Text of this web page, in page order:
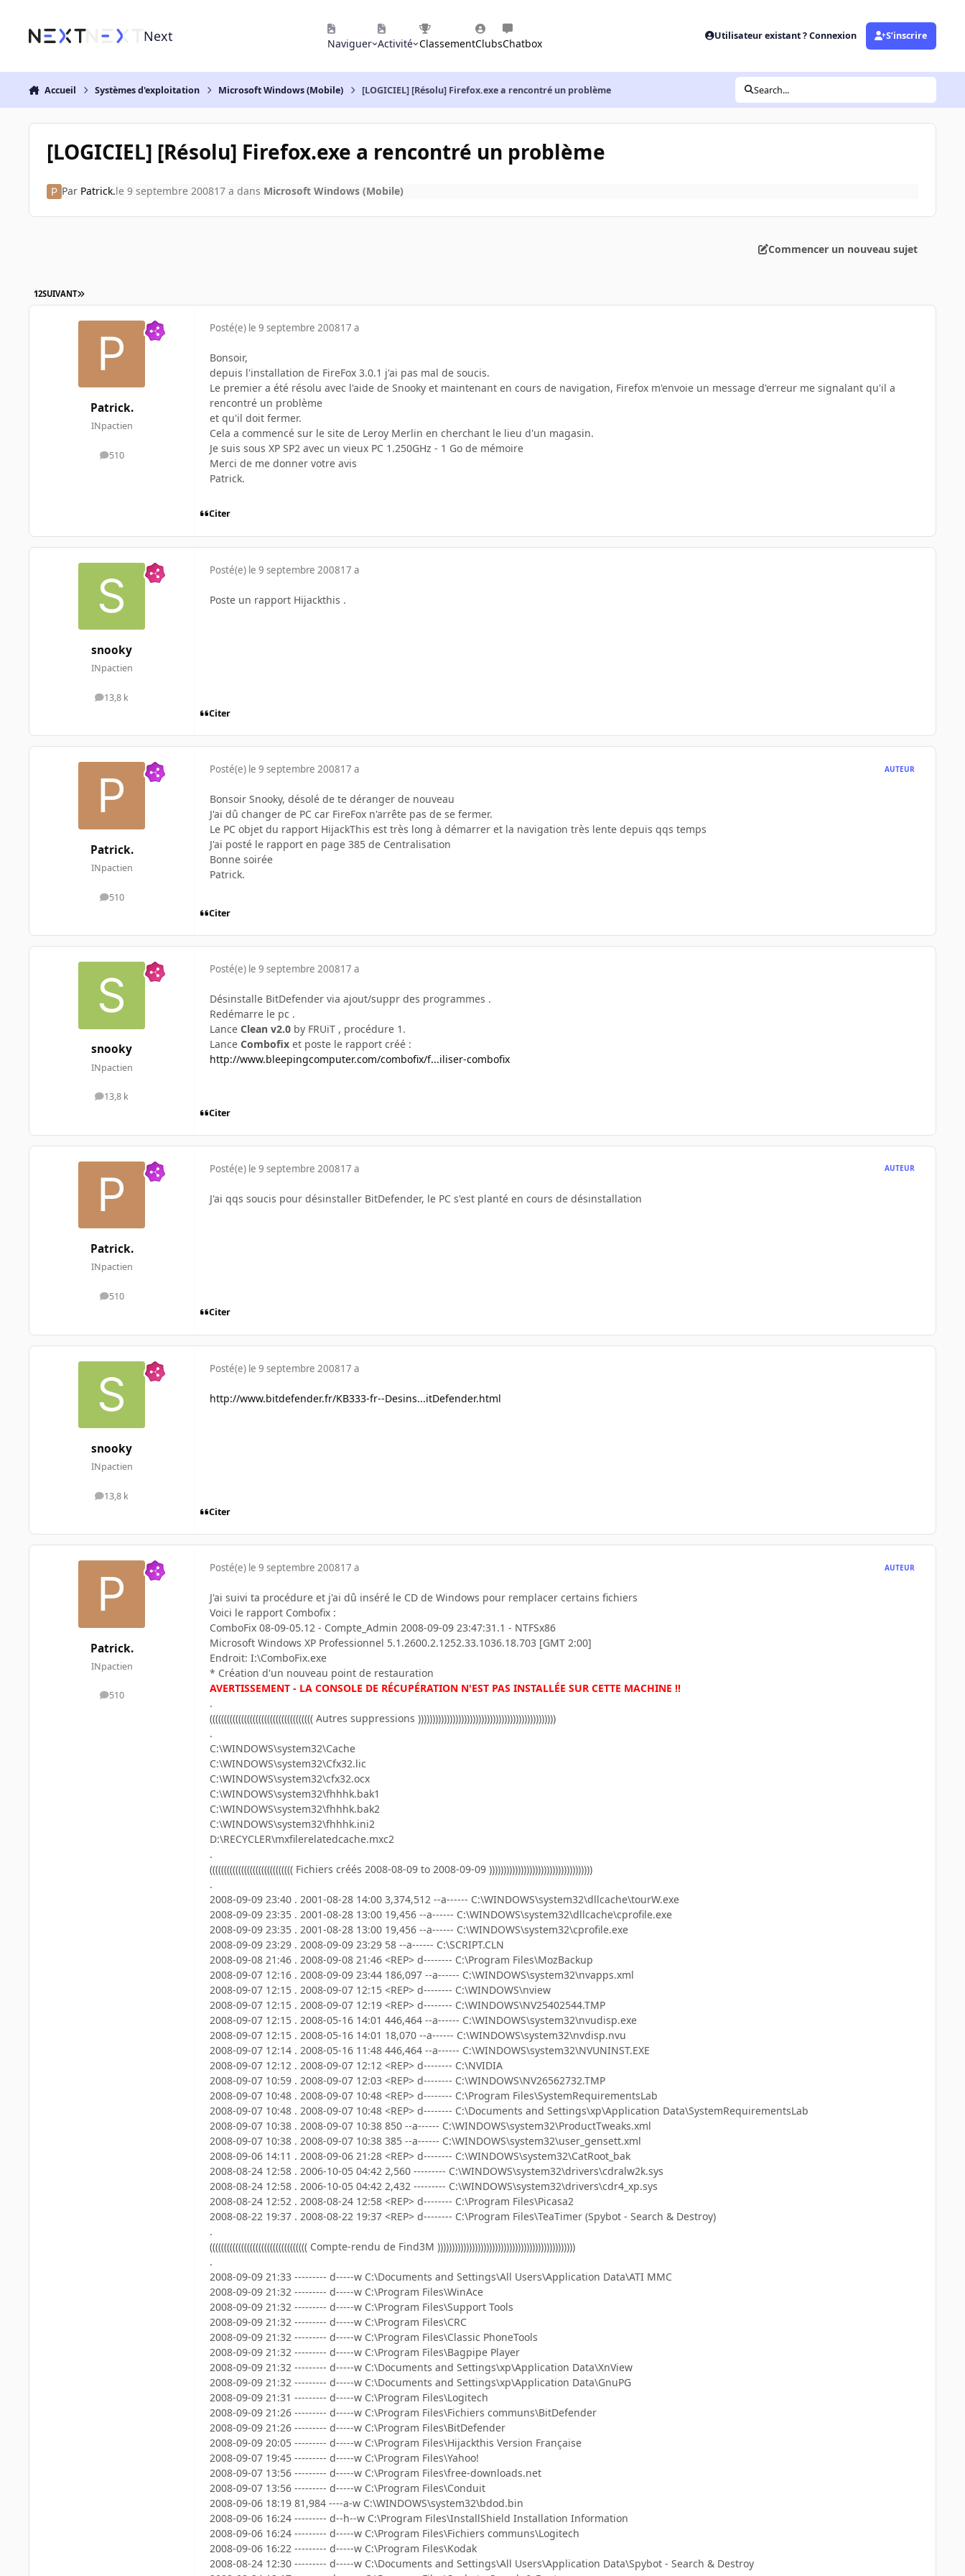
Next Naviguer Activité ClassementClubsChatbox
Utilisateur existant ? Connexion S’inscrire
Accueil Systèmes d'exploitation Microsoft Windows (Mobile) [LOGICIEL] [Résolu] Firefox.exe a rencontré un problème Search...
[LOGICIEL] [Résolu] Firefox.exe a rencontré un problème
Par Patrick.le 9 septembre 200817 a dans Microsoft Windows (Mobile)
Commencer un nouveau sujet
12SUIVANT
Patrick.
INpactien
510
messages
Posté(e) le 9 septembre 200817 a
Bonsoir,
depuis l'installation de FireFox 3.0.1 j'ai pas mal de soucis.
Le premier a été résolu avec l'aide de Snooky et maintenant en cours de navigation, Firefox m'envoie un message d'erreur me signalant qu'il a
rencontré un problème
et qu'il doit fermer.
Cela a commencé sur le site de Leroy Merlin en cherchant le lieu d'un magasin.
Je suis sous XP SP2 avec un vieux PC 1.250GHz - 1 Go de mémoire
Merci de me donner votre avis
Patrick.
Citer
snooky
INpactien
13,8 k
messages
Posté(e) le 9 septembre 200817 a
Poste un rapport Hijackthis .
Citer
Patrick.
INpactien
510
messages
Posté(e) le 9 septembre 200817 a AUTEUR
Bonsoir Snooky, désolé de te déranger de nouveau
J'ai dû changer de PC car FireFox n'arrête pas de se fermer.
Le PC objet du rapport HijackThis est très long à démarrer et la navigation très lente depuis qqs temps
J'ai posté le rapport en page 385 de Centralisation
Bonne soirée
Patrick.
Citer
snooky
INpactien
13,8 k
messages
Posté(e) le 9 septembre 200817 a
Désinstalle BitDefender via ajout/suppr des programmes .
Redémarre le pc .
Lance Clean v2.0 by FRUiT , procédure 1.
Lance Combofix et poste le rapport créé :
http://www.bleepingcomputer.com/combofix/f...iliser-combofix
Citer
Patrick.
INpactien
510
messages
Posté(e) le 9 septembre 200817 a AUTEUR
J'ai qqs soucis pour désinstaller BitDefender, le PC s'est planté en cours de désinstallation
Citer
snooky
INpactien
13,8 k
messages
Posté(e) le 9 septembre 200817 a
http://www.bitdefender.fr/KB333-fr--Desins...itDefender.html
Citer
Patrick.
INpactien
510
messages
Posté(e) le 9 septembre 200817 a AUTEUR
J'ai suivi ta procédure et j'ai dû inséré le CD de Windows pour remplacer certains fichiers
Voici le rapport Combofix :
ComboFix 08-09-05.12 - Compte_Admin 2008-09-09 23:47:31.1 - NTFSx86
Microsoft Windows XP Professionnel 5.1.2600.2.1252.33.1036.18.703 [GMT 2:00]
Endroit: I:\ComboFix.exe
* Création d'un nouveau point de restauration
AVERTISSEMENT - LA CONSOLE DE RÉCUPÉRATION N'EST PAS INSTALLÉE SUR CETTE MACHINE !!
.
(((((((((((((((((((((((((((((((((((( Autres suppressions ))))))))))))))))))))))))))))))))))))))))))))))))
.
C:\WINDOWS\system32\Cache
C:\WINDOWS\system32\Cfx32.lic
C:\WINDOWS\system32\cfx32.ocx
C:\WINDOWS\system32\fhhhk.bak1
C:\WINDOWS\system32\fhhhk.bak2
C:\WINDOWS\system32\fhhhk.ini2
D:\RECYCLER\mxfilerelatedcache.mxc2
.
((((((((((((((((((((((((((((( Fichiers créés 2008-08-09 to 2008-09-09 ))))))))))))))))))))))))))))))))))))
.
2008-09-09 23:40 . 2001-08-28 14:00 3,374,512 --a------ C:\WINDOWS\system32\dllcache\tourW.exe
2008-09-09 23:35 . 2001-08-28 13:00 19,456 --a------ C:\WINDOWS\system32\dllcache\cprofile.exe
2008-09-09 23:35 . 2001-08-28 13:00 19,456 --a------ C:\WINDOWS\system32\cprofile.exe
2008-09-09 23:29 . 2008-09-09 23:29 58 --a------ C:\SCRIPT.CLN
2008-09-08 21:46 . 2008-09-08 21:46 <REP> d-------- C:\Program Files\MozBackup
2008-09-07 12:16 . 2008-09-09 23:44 186,097 --a------ C:\WINDOWS\system32\nvapps.xml
2008-09-07 12:15 . 2008-09-07 12:15 <REP> d-------- C:\WINDOWS\nview
2008-09-07 12:15 . 2008-09-07 12:19 <REP> d-------- C:\WINDOWS\NV25402544.TMP
2008-09-07 12:15 . 2008-05-16 14:01 446,464 --a------ C:\WINDOWS\system32\nvudisp.exe
2008-09-07 12:15 . 2008-05-16 14:01 18,070 --a------ C:\WINDOWS\system32\nvdisp.nvu
2008-09-07 12:14 . 2008-05-16 11:48 446,464 --a------ C:\WINDOWS\system32\NVUNINST.EXE
2008-09-07 12:12 . 2008-09-07 12:12 <REP> d-------- C:\NVIDIA
2008-09-07 10:59 . 2008-09-07 12:03 <REP> d-------- C:\WINDOWS\NV26562732.TMP
2008-09-07 10:48 . 2008-09-07 10:48 <REP> d-------- C:\Program Files\SystemRequirementsLab
2008-09-07 10:48 . 2008-09-07 10:48 <REP> d-------- C:\Documents and Settings\xp\Application Data\SystemRequirementsLab
2008-09-07 10:38 . 2008-09-07 10:38 850 --a------ C:\WINDOWS\system32\ProductTweaks.xml
2008-09-07 10:38 . 2008-09-07 10:38 385 --a------ C:\WINDOWS\system32\user_gensett.xml
2008-09-06 14:11 . 2008-09-06 21:28 <REP> d-------- C:\WINDOWS\system32\CatRoot_bak
2008-08-24 12:58 . 2006-10-05 04:42 2,560 --------- C:\WINDOWS\system32\drivers\cdralw2k.sys
2008-08-24 12:58 . 2006-10-05 04:42 2,432 --------- C:\WINDOWS\system32\drivers\cdr4_xp.sys
2008-08-24 12:52 . 2008-08-24 12:58 <REP> d-------- C:\Program Files\Picasa2
2008-08-22 19:37 . 2008-08-22 19:37 <REP> d-------- C:\Program Files\TeaTimer (Spybot - Search & Destroy)
.
(((((((((((((((((((((((((((((((((( Compte-rendu de Find3M ))))))))))))))))))))))))))))))))))))))))))))))))
.
2008-09-09 21:33 --------- d-----w C:\Documents and Settings\All Users\Application Data\ATI MMC
2008-09-09 21:32 --------- d-----w C:\Program Files\WinAce
2008-09-09 21:32 --------- d-----w C:\Program Files\Support Tools
2008-09-09 21:32 --------- d-----w C:\Program Files\CRC
2008-09-09 21:32 --------- d-----w C:\Program Files\Classic PhoneTools
2008-09-09 21:32 --------- d-----w C:\Program Files\Bagpipe Player
2008-09-09 21:32 --------- d-----w C:\Documents and Settings\xp\Application Data\XnView
2008-09-09 21:32 --------- d-----w C:\Documents and Settings\xp\Application Data\GnuPG
2008-09-09 21:31 --------- d-----w C:\Program Files\Logitech
2008-09-09 21:26 --------- d-----w C:\Program Files\Fichiers communs\BitDefender
2008-09-09 21:26 --------- d-----w C:\Program Files\BitDefender
2008-09-09 20:05 --------- d-----w C:\Program Files\Hijackthis Version Française
2008-09-07 19:45 --------- d-----w C:\Program Files\Yahoo!
2008-09-07 13:56 --------- d-----w C:\Program Files\free-downloads.net
2008-09-07 13:56 --------- d-----w C:\Program Files\Conduit
2008-09-06 18:19 81,984 ----a-w C:\WINDOWS\system32\bdod.bin
2008-09-06 16:24 --------- d--h--w C:\Program Files\InstallShield Installation Information
2008-09-06 16:24 --------- d-----w C:\Program Files\Fichiers communs\Logitech
2008-09-06 16:22 --------- d-----w C:\Program Files\Kodak
2008-08-24 12:30 --------- d-----w C:\Documents and Settings\All Users\Application Data\Spybot - Search & Destroy